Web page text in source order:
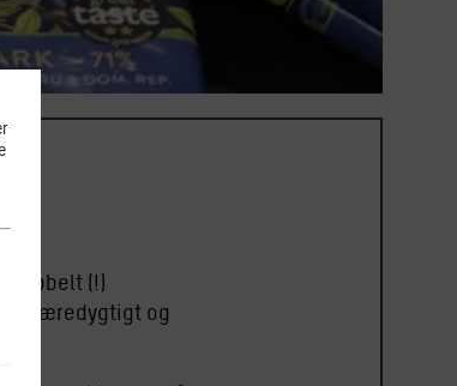
(!)
bæredygtigt og